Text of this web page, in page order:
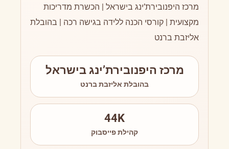
מרכז היפנובירת’ינג בישראל | הכשרת מדריכות
מקצועית | קורסי הכנה ללידה בגישה רכה | בהובלת
אליזבת ברנט
מרכז היפנובירת’ינג בישראל
בהובלת אליזבת ברנט
44K
קהילת פייסבוק